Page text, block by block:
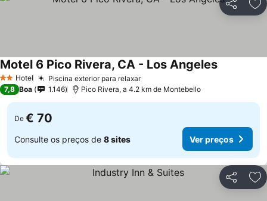
Partilhar
2 Estrelas
Hotel Piscina exterior para relaxar
Motel 6 Pico Rivera, CA - Los Angeles
7,8 Boa 1.146 Pico Rivera, a 4.2 km de Montebello
De € 70
Consulte os preços de 8 sites Ver preços
Partilhar